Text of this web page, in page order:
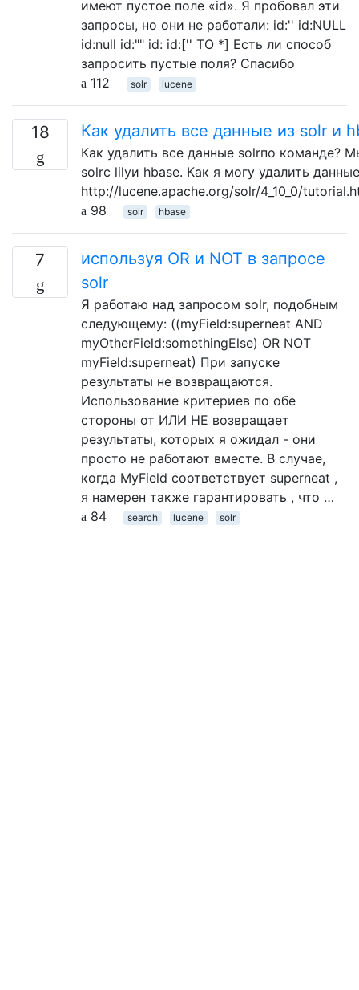
имеют пустое поле «id». Я пробовал эти
запросы, но они не работали: id:'' id:NULL
id:null id:"" id: id:['' TO *] Есть ли способ
запросить пустые поля? Спасибо
112
solr lucene
18 Как удалить все данные из solr и
Как удалить все данные solrпо команде?
solrс lilyи hbase. Как я могу удалить
http://lucene.apache.org/solr/4_10_0/
98
solr hbase
7
используя OR и NOT в запросе
solr
Я работаю над запросом solr, подобным
следующему: ((myField:superneat AND
myOtherField:somethingElse) OR NOT
myField:superneat) При запуске
результаты не возвращаются.
Использование критериев по обе
стороны от ИЛИ НЕ возвращает
результаты, которых я ожидал - они
просто не работают вместе. В случае,
когда MyField соответствует superneat ,
я намерен также гарантировать , что …
84
search lucene solr